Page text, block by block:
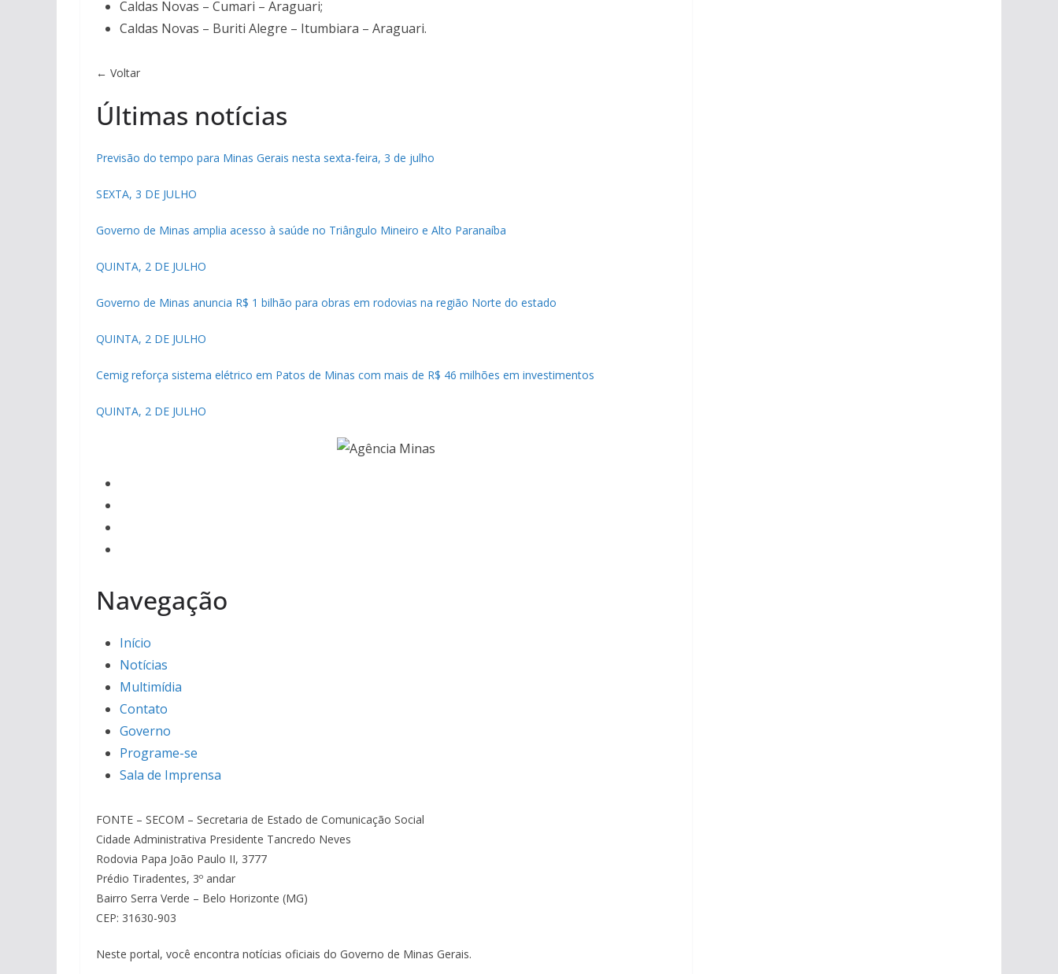
Caldas Novas – Cumari – Araguari;
Caldas Novas – Buriti Alegre – Itumbiara – Araguari.
← Voltar
Últimas notícias
Previsão do tempo para Minas Gerais nesta sexta-feira, 3 de julho
SEXTA, 3 DE JULHO
Governo de Minas amplia acesso à saúde no Triângulo Mineiro e Alto Paranaíba
QUINTA, 2 DE JULHO
Governo de Minas anuncia R$ 1 bilhão para obras em rodovias na região Norte do estado
QUINTA, 2 DE JULHO
Cemig reforça sistema elétrico em Patos de Minas com mais de R$ 46 milhões em investimentos
QUINTA, 2 DE JULHO
Navegação
Início
Notícias
Multimídia
Contato
Governo
Programe-se
Sala de Imprensa
FONTE – SECOM – Secretaria de Estado de Comunicação Social
Cidade Administrativa Presidente Tancredo Neves
Rodovia Papa João Paulo II, 3777
Prédio Tiradentes, 3º andar
Bairro Serra Verde – Belo Horizonte (MG)
CEP: 31630-903
Neste portal, você encontra notícias oficiais do Governo de Minas Gerais.